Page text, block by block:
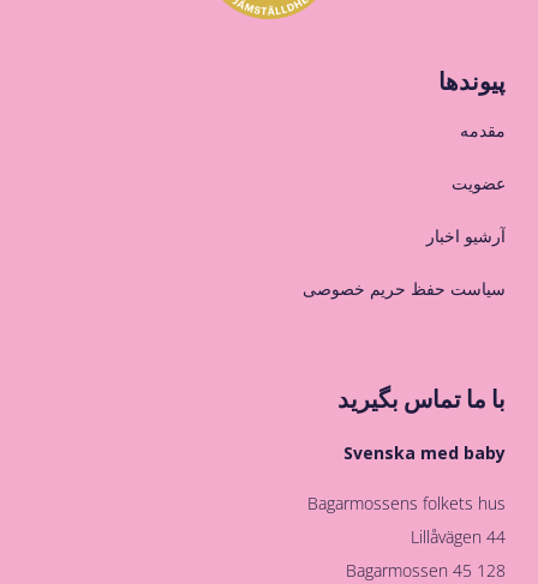
پیوندها
مقدمه
عضویت
آرشیو اخبار
سیاست حفظ حریم خصوصی
با ما تماس بگیرید
Svenska med baby
Bagarmossens folkets hus
Lillåvägen 44
128 45 Bagarmossen